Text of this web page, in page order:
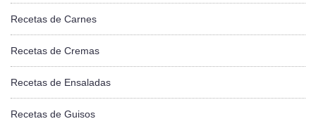
Recetas de Carnes
Recetas de Cremas
Recetas de Ensaladas
Recetas de Guisos